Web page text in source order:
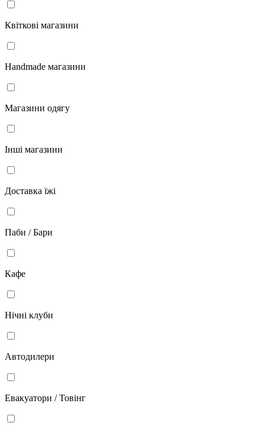
Квіткові магазини
Handmade магазини
Магазини одягу
Інші магазини
Доставка їжі
Паби / Бари
Кафе
Нічні клуби
Автодилери
Евакуатори / Товінг